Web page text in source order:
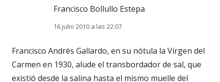
Francisco Bollullo Estepa
16 julio 2010 a las 22:07
Francisco Andrés Gallardo, en su nótula la Virgen del
Carmen en 1930, alude el transbordador de sal, que
existió desde la salina hasta el mismo muelle del